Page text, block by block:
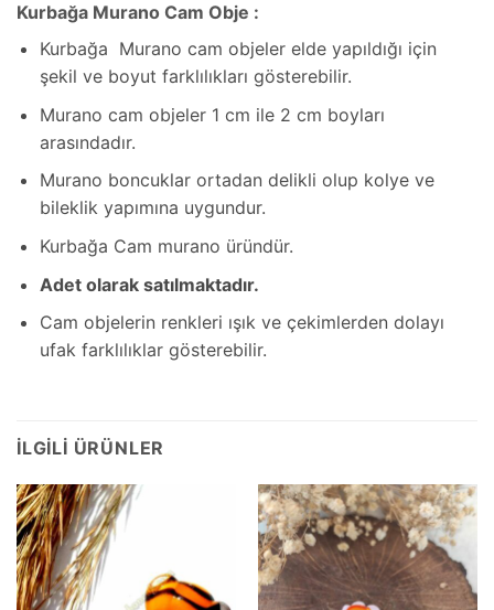
Kurbağa Murano Cam Obje :
Kurbağa Murano cam objeler elde yapıldığı için
şekil ve boyut farklılıkları gösterebilir.
Murano cam objeler 1 cm ile 2 cm boyları
arasındadır.
Murano boncuklar ortadan delikli olup kolye ve
bileklik yapımına uygundur.
Kurbağa Cam murano üründür.
Adet olarak satılmaktadır.
Cam objelerin renkleri ışık ve çekimlerden dolayı
ufak farklılıklar gösterebilir.
İLGILI ÜRÜNLER